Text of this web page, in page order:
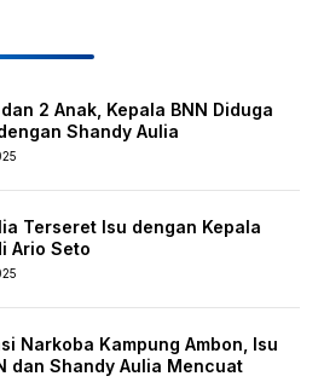
2 Anak, Kepala BNN Diduga
Shandy Aulia
Terseret Isu dengan Kepala
Ario Seto
Narkoba Kampung Ambon, Isu
dan Shandy Aulia Mencuat